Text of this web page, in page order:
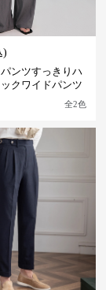
)
ンツすっきりハ
クワイドパンツ
全2色